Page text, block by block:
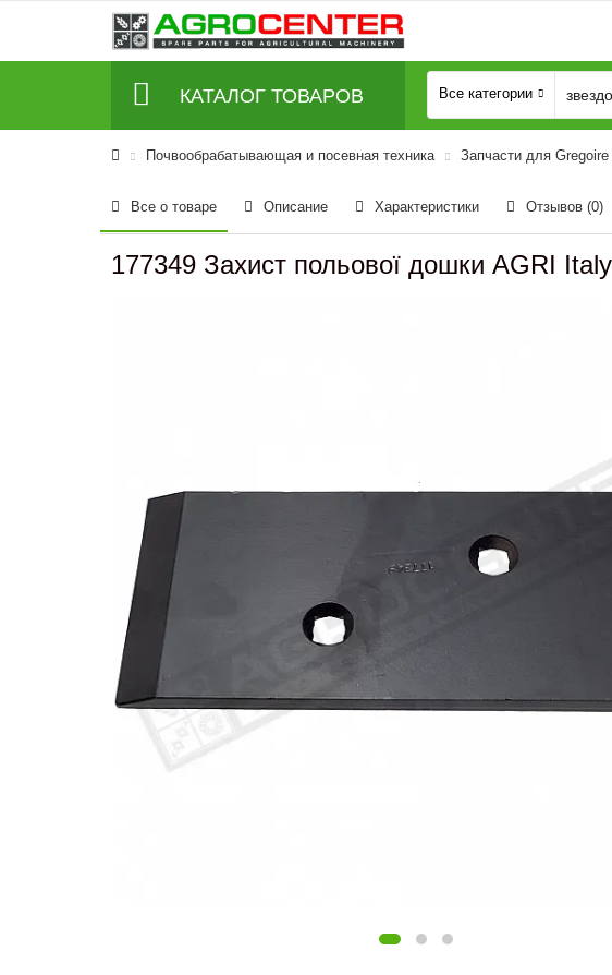
КАТАЛОГ ТОВАРОВ Все категории
Почвообрабатывающая и посевная техника Запчасти для
Все о товаре Описание Характеристики Отзывов (0)
177349 Захист польової дошки AGRI Italy